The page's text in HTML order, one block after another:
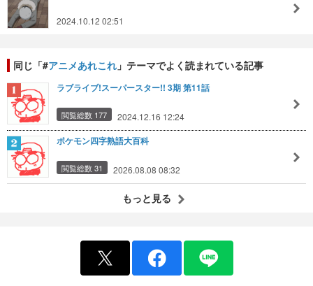
2024.10.12 02:51
同じ「#アニメあれこれ 」テーマでよく読まれている記事
ラブライブ!スーパースター!! 3期 第11話
閲覧総数 177 2024.12.16 12:24
ポケモン四字熟語大百科
閲覧総数 31 2026.08.08 08:32
もっと見る